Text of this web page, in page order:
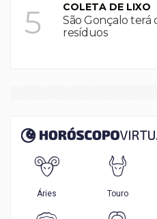
5 COLETA DE LIXO
São Gonçalo terá
resíduos